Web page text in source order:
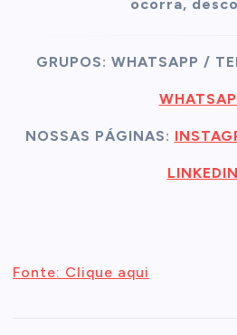
ocorra,
GRUPOS: WHATSAPP /
NOSSAS PÁGINAS:
LINKEDIN
Fonte: Clique aqui